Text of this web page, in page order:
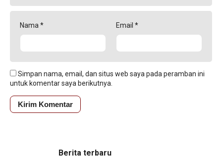
Nama* Email *
Simpan nama, email, dan situs web saya pada peramban ini
untuk komentar saya berikutnya.
Berita terbaru